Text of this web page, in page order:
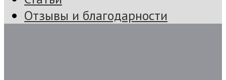
Отзывы и благодарности